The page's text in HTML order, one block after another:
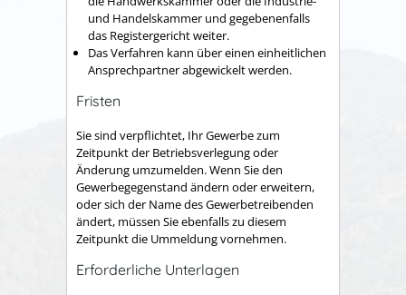
und Handelskammer und gegebenenfalls
das Registergericht weiter.
Das Verfahren kann über einen einheitlichen
Ansprechpartner abgewickelt werden.
Fristen
Sie sind verpflichtet, Ihr Gewerbe zum
Zeitpunkt der Betriebsverlegung oder
Änderung umzumelden. Wenn Sie den
Gewerbegegenstand ändern oder erweitern,
oder sich der Name des Gewerbetreibenden
ändert, müssen Sie ebenfalls zu diesem
Zeitpunkt die Ummeldung vornehmen.
Erforderliche Unterlagen